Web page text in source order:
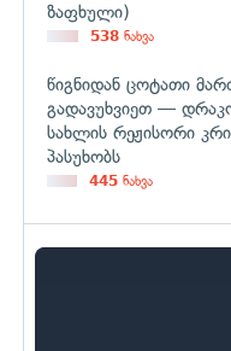
ზაფხული)
538 ნახვა
წიგნიდან ცოტათი
გადავუხვიეთ —
სახლის რეჟისორი
პასუხობს
445 ნახვა